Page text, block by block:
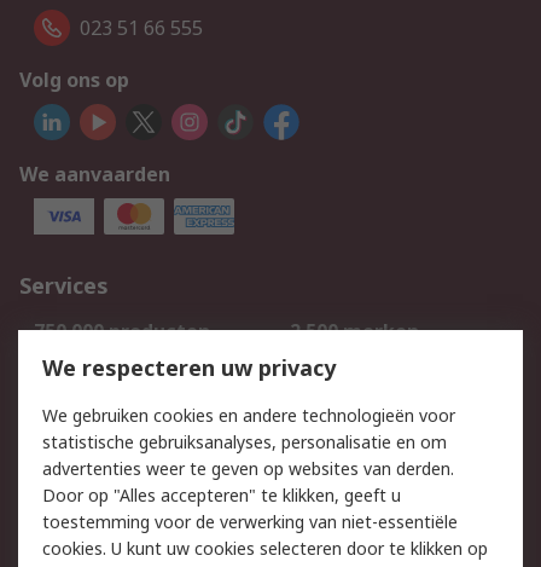
023 51 66 555
Volg ons op
We aanvaarden
Services
750.000 producten
2.500 merken
Bestellen
Inkoopoplossingen
Track & Trace
Wettelijk
Cookiebeleid
Email veiligheid
We respecteren uw privacy
We gebruiken cookies en andere technologieën voor
statistische gebruiksanalyses, personalisatie en om
advertenties weer te geven op websites van derden.
Door op "Alles accepteren" te klikken, geeft u
toestemming voor de verwerking van niet-essentiële
cookies. U kunt uw cookies selecteren door te klikken op